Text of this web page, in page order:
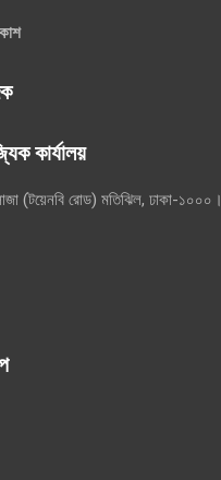
কার্যালয়
(টয়েনবি রোড) মতিঝিল, ঢাকা-১০০০।